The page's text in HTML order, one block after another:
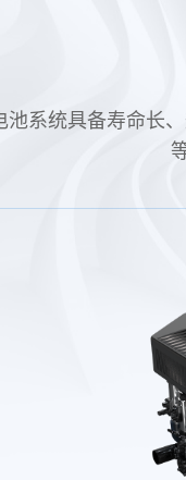
系统具备寿命长